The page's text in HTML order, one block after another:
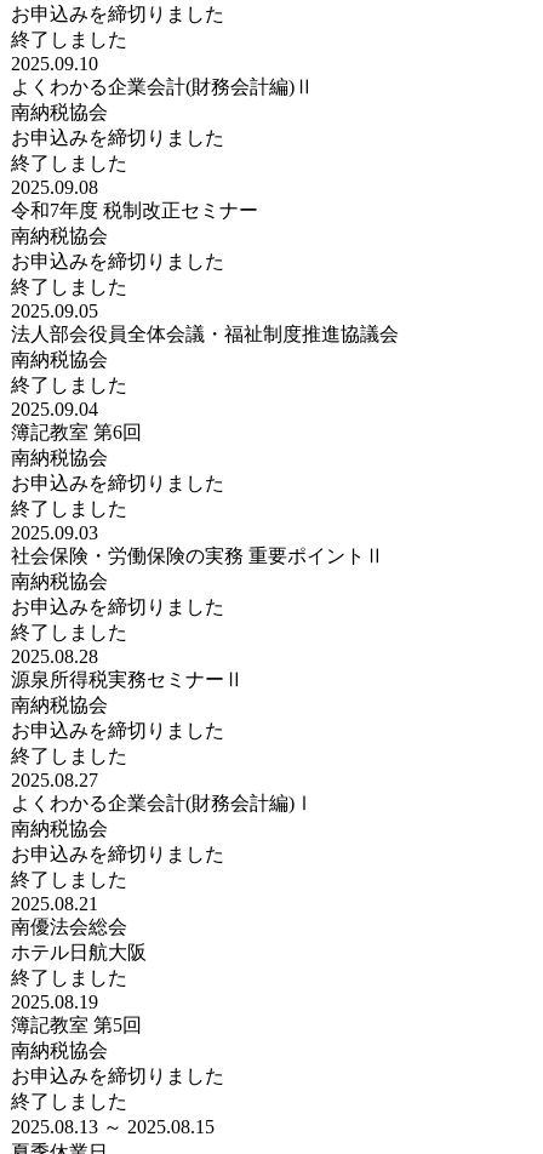
お申込みを締切りました
終了しました
2025.09.10
よくわかる企業会計(財務会計編)Ⅱ
南納税協会
お申込みを締切りました
終了しました
2025.09.08
令和7年度 税制改正セミナー
南納税協会
お申込みを締切りました
終了しました
2025.09.05
法人部会役員全体会議・福祉制度推進協議会
南納税協会
終了しました
2025.09.04
簿記教室 第6回
南納税協会
お申込みを締切りました
終了しました
2025.09.03
社会保険・労働保険の実務 重要ポイントⅡ
南納税協会
お申込みを締切りました
終了しました
2025.08.28
源泉所得税実務セミナーⅡ
南納税協会
お申込みを締切りました
終了しました
2025.08.27
よくわかる企業会計(財務会計編)Ⅰ
南納税協会
お申込みを締切りました
終了しました
2025.08.21
南優法会総会
ホテル日航大阪
終了しました
2025.08.19
簿記教室 第5回
南納税協会
お申込みを締切りました
終了しました
2025.08.13 ～ 2025.08.15